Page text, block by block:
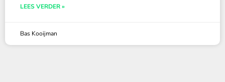
LEES VERDER »
Bas Kooijman